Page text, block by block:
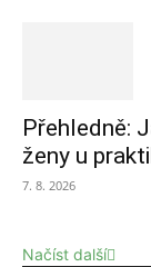
Přehledně:
ženy u
7. 8. 2026
Načíst další